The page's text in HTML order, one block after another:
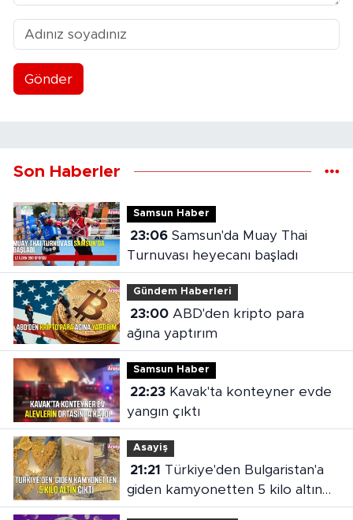
Gönder
Son Haberler
Samsun Haber
23:06Samsun'da Muay Thai
Turnuvası heyecanı başladı
Gündem Haberleri
23:00ABD'den kripto para
ağına yaptırım
Samsun Haber
22:23Kavak'ta konteyner evde
yangın çıktı
Asayiş
21:21
giden kamyonetten 5 kilo altın
çıktı